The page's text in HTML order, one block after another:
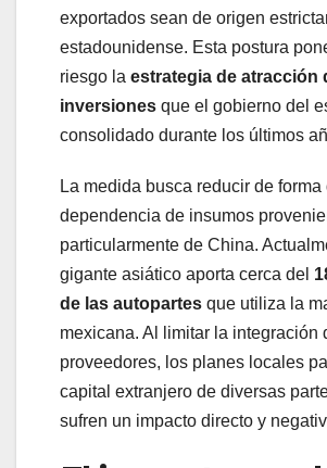
exportados sean de origen
estadounidense. Esta postura
riesgo la estrategia de atracción
inversiones que el gobierno del
consolidado durante los últimos
La medida busca reducir de forma
dependencia de insumos
particularmente de China.
gigante asiático aporta cerca del
de las autopartes que utiliza la
mexicana. Al limitar la integración
proveedores, los planes locales
capital extranjero de diversas
sufren un impacto directo y